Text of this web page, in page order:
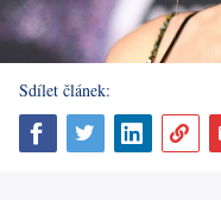
Sdílet článek: